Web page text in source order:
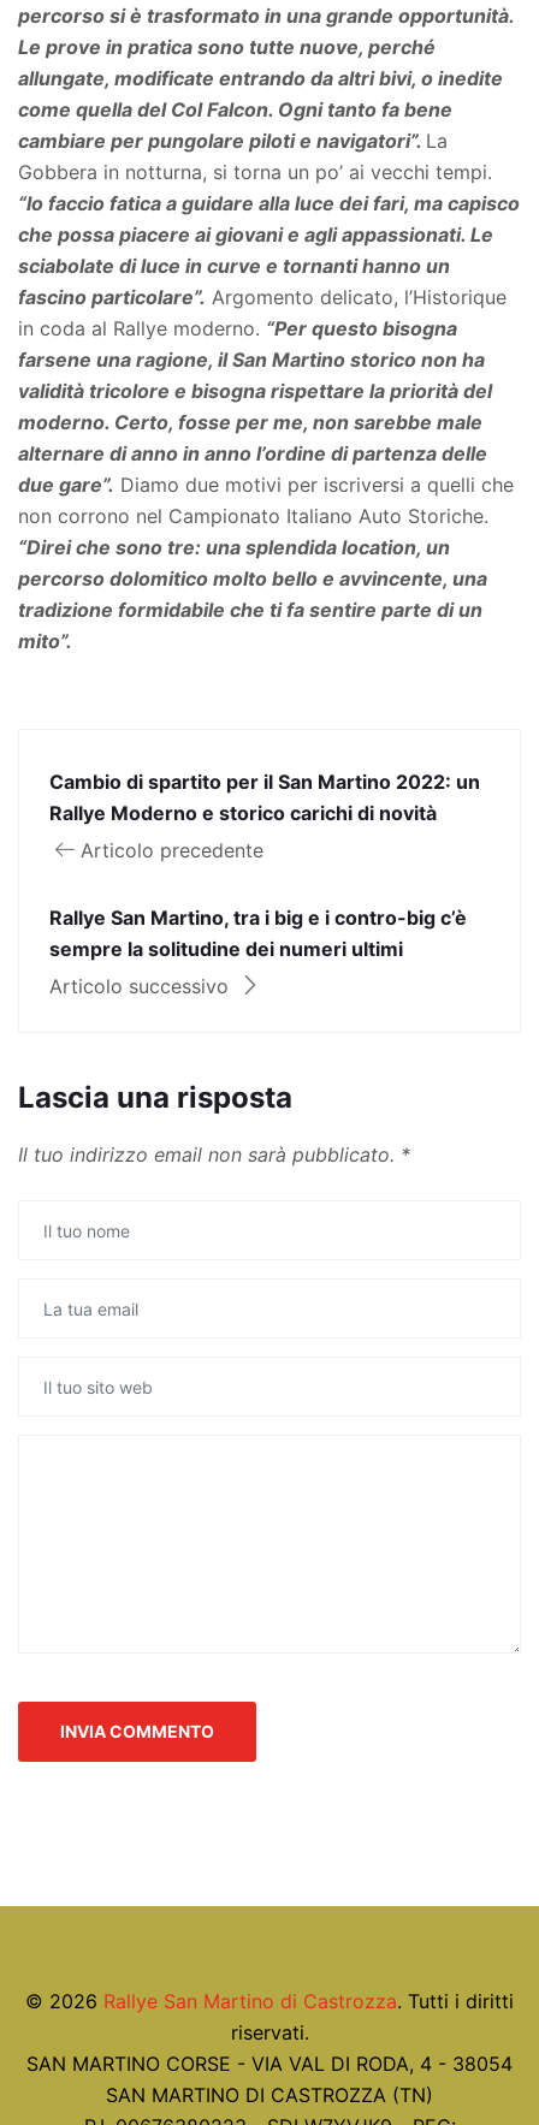
percorso si è trasformato in una grande opportunità.
Le prove in pratica sono tutte nuove, perché
allungate, modificate entrando da altri bivi, o inedite
come quella del Col Falcon. Ogni tanto fa bene
cambiare per pungolare piloti e navigatori”. La
Gobbera in notturna, si torna un po’ ai vecchi tempi.
“Io faccio fatica a guidare alla luce dei fari, ma capisco
che possa piacere ai giovani e agli appassionati. Le
sciabolate di luce in curve e tornanti hanno un
fascino particolare”. Argomento delicato, l’Historique
in coda al Rallye moderno. “Per questo bisogna
farsene una ragione, il San Martino storico non ha
validità tricolore e bisogna rispettare la priorità del
moderno. Certo, fosse per me, non sarebbe male
alternare di anno in anno l’ordine di partenza delle
due gare”. Diamo due motivi per iscriversi a quelli che
non corrono nel Campionato Italiano Auto Storiche.
“Direi che sono tre: una splendida location, un
percorso dolomitico molto bello e avvincente, una
tradizione formidabile che ti fa sentire parte di un
mito”.
Cambio di spartito per il San Martino 2022: un
Rallye Moderno e storico carichi di novità
Articolo precedente
Rallye San Martino, tra i big e i contro-big c’è
sempre la solitudine dei numeri ultimi
Articolo successivo
Lascia una risposta
Il tuo indirizzo email non sarà pubblicato. *
© 2026 Rallye San Martino di Castrozza. Tutti i diritti
riservati.
SAN MARTINO CORSE - VIA VAL DI RODA, 4 - 38054
SAN MARTINO DI CASTROZZA (TN)